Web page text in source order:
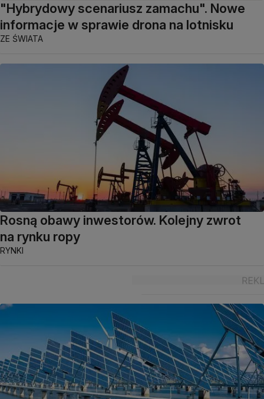
"Hybrydowy scenariusz zamachu". Nowe
informacje w sprawie drona na lotnisku
ZE ŚWIATA
Rosną obawy inwestorów. Kolejny zwrot
na rynku ropy
RYNKI